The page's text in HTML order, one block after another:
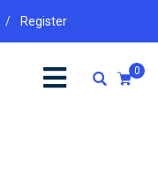
/ Register
0